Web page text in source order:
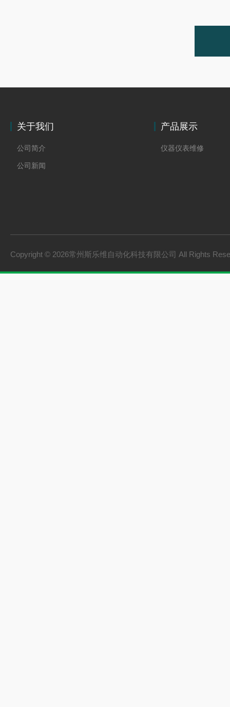
关于我们
公司简介
公司新闻
产品展示
仪器仪表维修
Copyright © 2026常州斯乐维自动化科技有限公司 All Rights